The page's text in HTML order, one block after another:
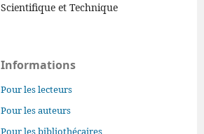
Scientifique et Technique
Informations
Pour les lecteurs
Pour les auteurs
Pour les bibliothécaires